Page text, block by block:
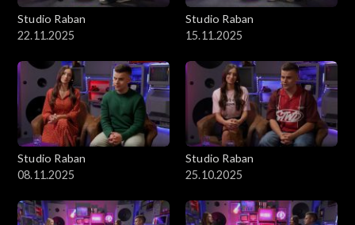
Studio Raban
22.11.2025
Studio Raban
15.11.2025
Studio Raban
08.11.2025
Studio Raban
25.10.2025